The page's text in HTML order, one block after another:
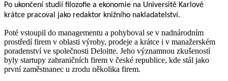
Po ukončení studií filozofie a ekonomie na Universitě Karlově
krátce pracoval jako redaktor knižního nakladatelství.
Poté vstoupil do managementu a pohyboval se v nadnárodním
prostředí firem v oblasti výroby, prodeje a krátce i v manažerském
poradenství ve společnosti Deloitte. Jeho významnou zkušeností
byly startupy zahraničních firem v české republice, kde stál jako
první zaměstnanec u zrodu několika firem.